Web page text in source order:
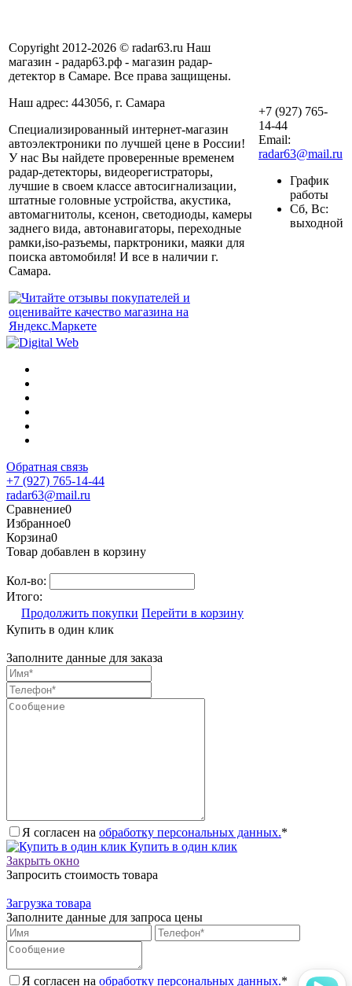
Copyright 2012-2026 © radar63.ru Наш
магазин - радар63.рф - магазин радар-
детектор в Самаре. Все права защищены.
Наш адрес: 443056, г. Самара
Специализированный интернет-магазин
автоэлектроники по лучшей цене в России!
У нас Вы найдете проверенные временем
радар-детекторы, видеорегистраторы,
лучшие в своем классе автосигнализации,
штатные головные устройства, акустика,
автомагнитолы, ксенон, светодиоды, камеры
заднего вида, автонавигаторы, переходные
рамки,iso-разъемы, парктроники, маяки для
поиска автомобиля! И все в наличии г.
Самара.
+7 (927) 765-
14-44
Email:
radar63@mail.ru
График
работы
Сб, Вс:
выходной
Обратная связь
+7 (927) 765-14-44
radar63@mail.ru
Сравнение0
Избранное0
Корзина0
Товар добавлен в корзину
Кол-во:
Итого:
Продолжить покупки Перейти в корзину
Купить в один клик
Заполните данные для заказа
Я согласен на обработку персональных данных.*
Купить в один клик
Закрыть окно
Запросить стоимость товара
Загрузка товара
Заполните данные для запроса цены
Я согласен на обработку персональных данных.*